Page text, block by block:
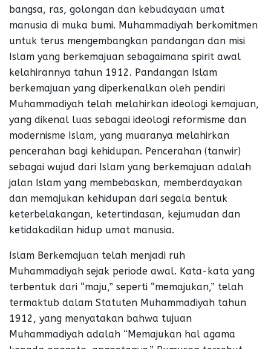
bangsa, ras, golongan dan kebudayaan umat
manusia di muka bumi. Muhammadiyah berkomitmen
untuk terus mengembangkan pandangan dan misi
Islam yang berkemajuan sebagaimana spirit awal
kelahirannya tahun 1912. Pandangan Islam
berkemajuan yang diperkenalkan oleh pendiri
Muhammadiyah telah melahirkan ideologi kemajuan,
yang dikenal luas sebagai ideologi reformisme dan
modernisme Islam, yang muaranya melahirkan
pencerahan bagi kehidupan. Pencerahan (tanwir)
sebagai wujud dari Islam yang berkemajuan adalah
jalan Islam yang membebaskan, memberdayakan
dan memajukan kehidupan dari segala bentuk
keterbelakangan, ketertindasan, kejumudan dan
ketidakadilan hidup umat manusia.
Islam Berkemajuan telah menjadi ruh
Muhammadiyah sejak periode awal. Kata-kata yang
terbentuk dari “maju,” seperti “memajukan,” telah
termaktub dalam Statuten Muhammadiyah tahun
1912, yang menyatakan bahwa tujuan
Muhammadiyah adalah “Memajukan hal agama